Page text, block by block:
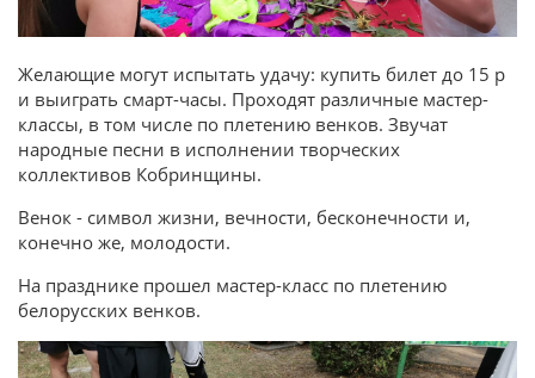
Желающие могут испытать удачу: купить билет до 15 р
и выиграть смарт-часы. Проходят различные мастер-
классы, в том числе по плетению венков. Звучат
народные песни в исполнении творческих
коллективов Кобринщины.
Венок - символ жизни, вечности, бесконечности и,
конечно же, молодости.
На празднике прошел мастер-класс по плетению
белорусских венков.